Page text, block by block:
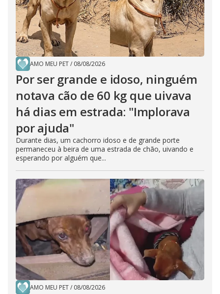
AMO MEU PET/ 08/08/2026
Por ser grande e idoso, ninguém
notava cão de 60 kg que uivava
há dias em estrada: "Implorava
por ajuda"
Durante dias, um cachorro idoso e de grande porte
permaneceu à beira de uma estrada de chão, uivando e
esperando por alguém que...
AMO MEU PET/ 08/08/2026